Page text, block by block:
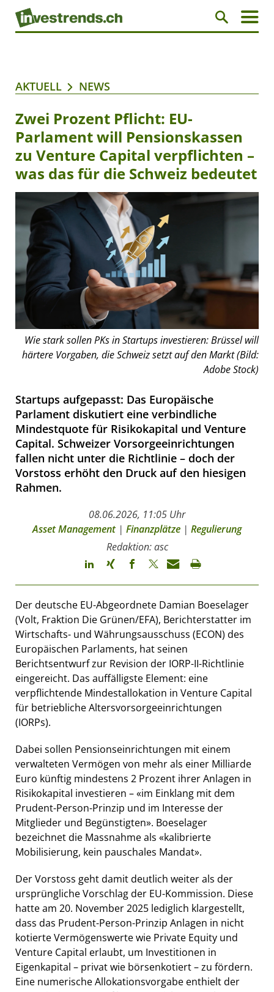
AKTUELL NEWS
Zwei Prozent Pflicht: EU-
Parlament will Pensionskassen
zu Venture Capital verpflichten –
was das für die Schweiz bedeutet
Wie stark sollen PKs in Startups investieren: Brüssel will
härtere Vorgaben, die Schweiz setzt auf den Markt (Bild:
Adobe Stock)
Startups aufgepasst: Das Europäische
Parlament diskutiert eine verbindliche
Mindestquote für Risikokapital und Venture
Capital. Schweizer Vorsorgeeinrichtungen
fallen nicht unter die Richtlinie – doch der
Vorstoss erhöht den Druck auf den hiesigen
Rahmen.
08.06.2026, 11:05 Uhr
Asset Management| Finanzplätze | Regulierung
Redaktion: asc
Der deutsche EU-Abgeordnete Damian Boeselager
(Volt, Fraktion Die Grünen/EFA), Berichterstatter im
Wirtschafts- und Währungsausschuss (ECON) des
Europäischen Parlaments, hat seinen
Berichtsentwurf zur Revision der IORP-II-Richtlinie
eingereicht. Das auffälligste Element: eine
verpflichtende Mindestallokation in Venture Capital
für betriebliche Altersvorsorgeeinrichtungen
(IORPs).
Dabei sollen Pensionseinrichtungen mit einem
verwalteten Vermögen von mehr als einer Milliarde
Euro künftig mindestens 2 Prozent ihrer Anlagen in
Risikokapital investieren – «im Einklang mit dem
Prudent-Person-Prinzip und im Interesse der
Mitglieder und Begünstigten». Boeselager
bezeichnet die Massnahme als «kalibrierte
Mobilisierung, kein pauschales Mandat».
Der Vorstoss geht damit deutlich weiter als der
ursprüngliche Vorschlag der EU-Kommission. Diese
hatte am 20. November 2025 lediglich klargestellt,
dass das Prudent-Person-Prinzip Anlagen in nicht
kotierte Vermögenswerte wie Private Equity und
Venture Capital erlaubt, um Investitionen in
Eigenkapital – privat wie börsenkotiert – zu fördern.
Eine numerische Allokationsvorgabe enthielt der